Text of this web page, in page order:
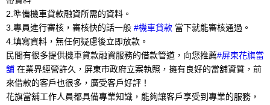
2.準備機車貸款融資所需的資料。
3.專員進行審核，審核快的話一般 #機車貸款 當下就能審核通過。
4.填寫資料，無任何疑慮後立即放款。
民間有很多提供機車貸款融資服務的借款管道，向您推薦#屏東花旗當
舖 在業界經營許久，屏東市政府立案執照，擁有良好的當舖資質，前
來借款的客戶也很多，廣受客戶好評！
花旗當舖工作人員都具備專業知識，能夠讓客戶享受到專業的服務，